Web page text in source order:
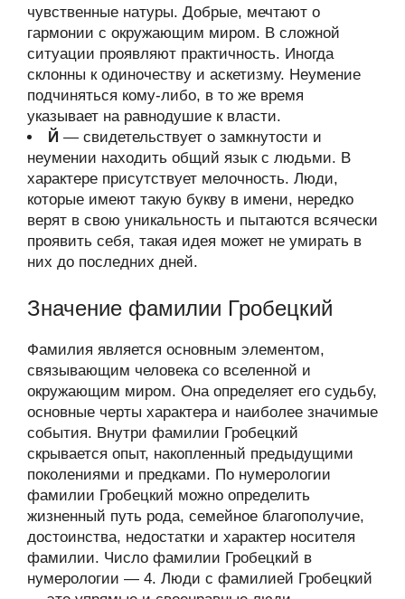
чувственные натуры. Добрые, мечтают о
гармонии с окружающим миром. В сложной
ситуации проявляют практичность. Иногда
склонны к одиночеству и аскетизму. Неумение
подчиняться кому-либо, в то же время
указывает на равнодушие к власти.
Й — свидетельствует о замкнутости и
неумении находить общий язык с людьми. В
характере присутствует мелочность. Люди,
которые имеют такую букву в имени, нередко
верят в свою уникальность и пытаются всячески
проявить себя, такая идея может не умирать в
них до последних дней.
Значение фамилии Гробецкий
Фамилия является основным элементом,
связывающим человека со вселенной и
окружающим миром. Она определяет его судьбу,
основные черты характера и наиболее значимые
события. Внутри фамилии Гробецкий
скрывается опыт, накопленный предыдущими
поколениями и предками. По нумерологии
фамилии Гробецкий можно определить
жизненный путь рода, семейное благополучие,
достоинства, недостатки и характер носителя
фамилии. Число фамилии Гробецкий в
нумерологии — 4. Люди с фамилией Гробецкий